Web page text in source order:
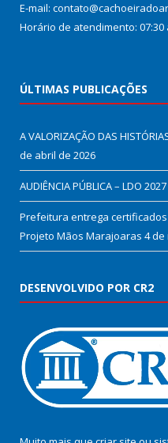
E-mail:
Horário de atendimento: 07:30
ÚLTIMAS PUBLICAÇÕES
A VALORIZAÇÃO DAS
de abril de 2026
AUDIÊNCIA PÚBLICA – LDO 2027
Prefeitura entrega
Projeto Mãos Marajoaras 4 de
DESENVOLVIDO POR CR2